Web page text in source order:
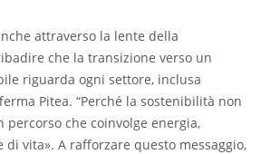
attraverso la lente della
che la transizione verso un
riguarda ogni settore, inclusa
Pitea. “Perché la sostenibilità non
percorso che coinvolge energia,
vita». A rafforzare questo messaggio,